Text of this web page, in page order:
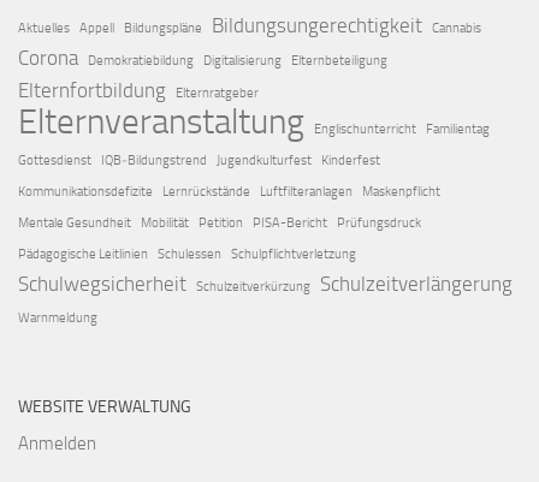
Aktuelles Appell Bildungspläne Bildungsungerechtigkeit Cannabis
Corona Demokratiebildung Digitalisierung Elternbeteiligung
Elternfortbildung Elternratgeber
Elternveranstaltung Englischunterricht
Familientag
Gottesdienst
IQB‑Bildungstrend Jugendkulturfest
Kinderfest
Kommunikationsdefizite
Lernrückstände Luftfilteranlagen
Maskenpflicht
Mentale Gesundheit
Mobilität Petition PISA-Bericht
Prüfungsdruck
Pädagogische Leitlinien
Schulessen Schulpflichtverletzung
Schulwegsicherheit Schulzeitverkürzung Schulzeitverlängerung
Warnmeldung
WEBSITE VERWALTUNG
Anmelden